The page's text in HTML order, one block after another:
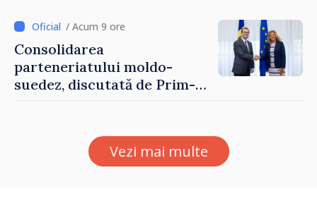
/ Acum 9 ore
Consolidarea
parteneriatului moldo-
suedez, discutată de Prim-
Petra Lärke
Vezi mai multe